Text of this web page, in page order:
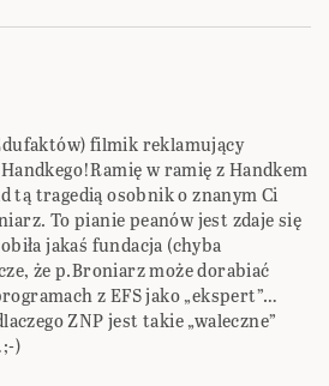
filmik reklamujący
w ramię z Handkem
tą tragedią osobnik o znanym Ci
To pianie peanów jest zdaje się
jakaś fundacja (chyba
że p.Broniarz może dorabiać
z EFS jako „ekspert”…
ZNP jest takie „waleczne”
)